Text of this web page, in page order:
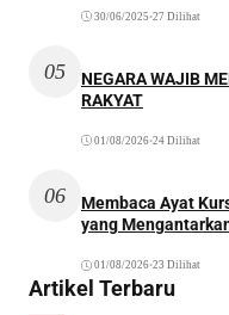
30/06/2025 •27 Dilihat
05
NEGARA WAJIB
RAKYAT
01/08/2026•24 Dilihat
06
Membaca Ayat
yang
01/08/2026•23 Dilihat
Artikel Terbaru